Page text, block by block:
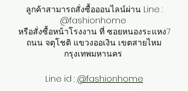
ลูกค้าสามารถสั่งซื้อออนไลน์ผ่าน Line :
@fashionhome
หรือสั่งซื้อหน้าโรงงาน ที่ ซอยหนองระแหง7
ถนน จตุโชติ แขวงออเงิน เขตสายไหม
กรุงเทพมหานคร
Line id : @fashionhome